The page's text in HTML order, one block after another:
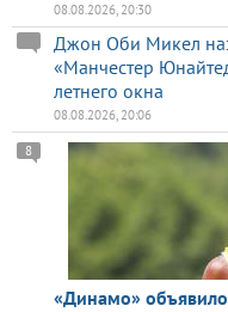
08.08.2026, 20:30
Джон Оби Микел
«Манчестер
летнего окна
08.08.2026, 20:06
«Динамо»
8